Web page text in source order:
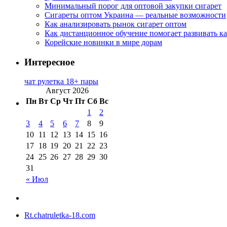
Минимальный порог для оптовой закупки сигарет
Сигареты оптом Украина — реальные возможности
Как анализировать рынок сигарет оптом
Как дистанционное обучение помогает развивать
Корейские новинки в мире дорам
Интересное
чат рулетка 18+ пары
Август 2026
Пн Вт Ср Чт Пт Сб Вс
« Июл
1
2
3
4 5 6 7 8
9
10 11 12 13 14 15 16
17 18 19 20 21 22 23
24 25 26 27 28 29 30
31
Rt.chatruletka-18.com